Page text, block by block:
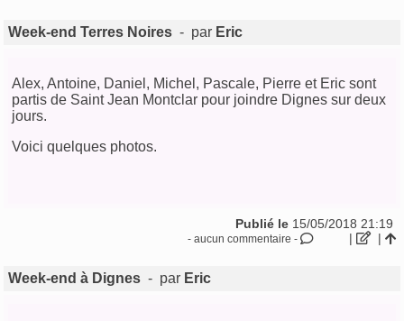
Week-end Terres Noires - par Eric
Alex, Antoine, Daniel, Michel, Pascale, Pierre et Eric sont
partis de Saint Jean Montclar pour joindre Dignes sur deux
jours.
Voici quelques photos.
Publié le 15/05/2018 21:19
- aucun commentaire - | |
Week-end à Dignes - par Eric